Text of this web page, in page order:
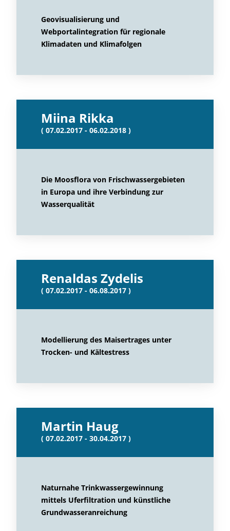
Geovisualisierung und
Webportalintegration für regionale
Klimadaten und Klimafolgen
Miina Rikka
( 07.02.2017 - 06.02.2018 )
Die Moosflora von Frischwassergebieten
in Europa und ihre Verbindung zur
Wasserqualität
Renaldas Zydelis
( 07.02.2017 - 06.08.2017 )
Modellierung des Maisertrages unter
Trocken- und Kältestress
Martin Haug
( 07.02.2017 - 30.04.2017 )
Naturnahe Trinkwassergewinnung
mittels Uferfiltration und künstliche
Grundwasseranreichung